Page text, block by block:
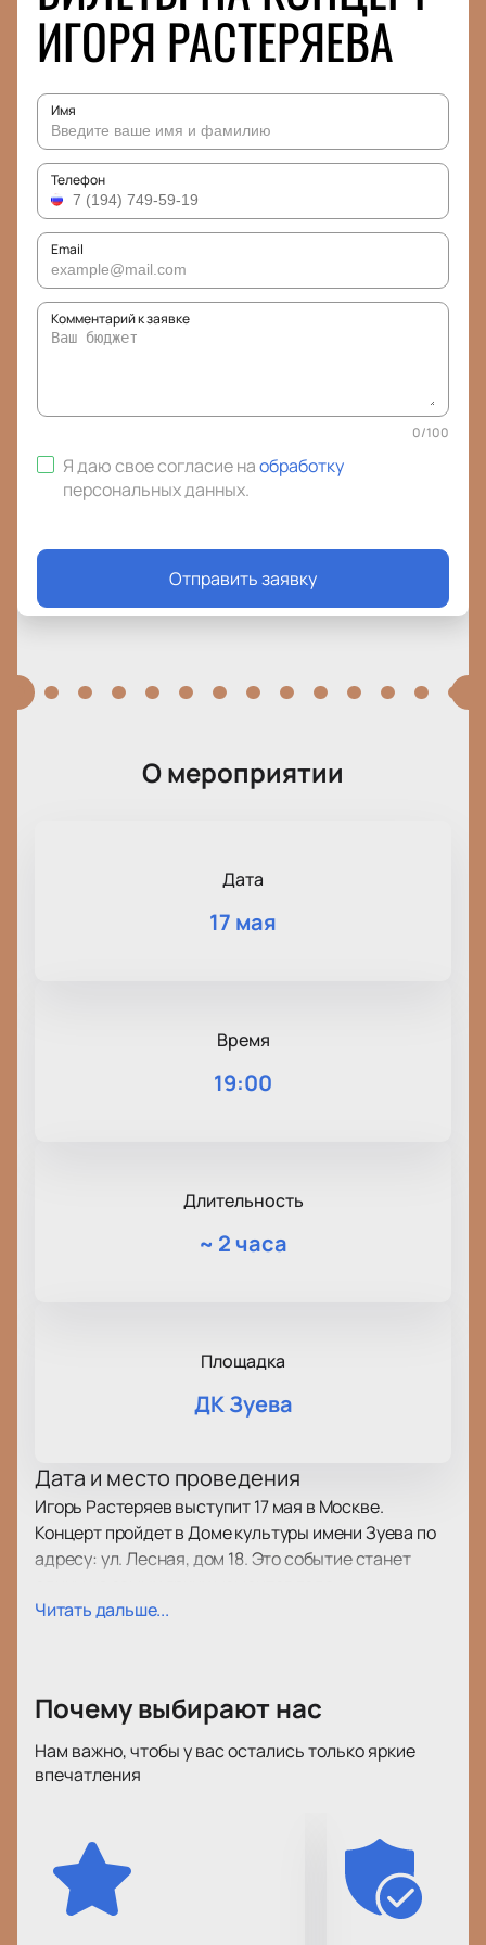
ИГОРЯ РАСТЕРЯЕВА
Имя
Телефон
Email
Комментарий к заявке
0/100
Я даю свое согласие наобработку
персональных данных.
Отправить заявку
О мероприятии
Дата
17 мая
Время
19:00
Длительность
~ 2 часа
Площадка
ДК Зуева
Дата и место проведения
Игорь Растеряев выступит 17 мая в Москве.
Концерт пройдет в Доме культуры имени Зуева по
адресу: ул. Лесная, дом 18. Это событие станет
вечер. Гости услышат любимые композиции под
живое звучание гармошки. Его творчество трогает
слушателей разных возрастов, а каждое
выступление создает особое настроение. В этот
Билеты на концерт Игоря Растеряева
онлайн
Читать дальше...
Почему выбирают нас
Нам важно, чтобы у вас остались только яркие
впечатления